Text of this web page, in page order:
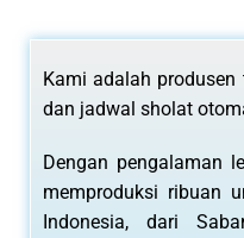
Kami adalah
dan jadwal sholat
Dengan pengalaman
memproduksi ribuan
Indonesia, dari